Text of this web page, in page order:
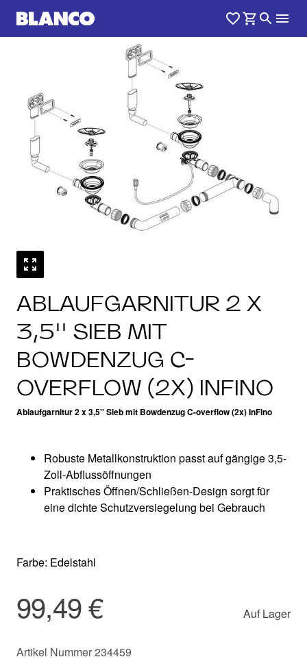
ABLAUFGARNITUR 2 X
3,5'' SIEB MIT
BOWDENZUG C-
OVERFLOW (2X) INFINO
Ablaufgarnitur 2 x 3,5'' Sieb mit Bowdenzug C-overflow (2x) InFino
Robuste Metallkonstruktion passt auf gängige 3,5-
Zoll-Abflussöffnungen
Praktisches Öffnen/Schließen-Design sorgt für
eine dichte Schutzversiegelung bei Gebrauch
Farbe: Edelstahl
99,49 € Auf Lager
Artikel Nummer 234459